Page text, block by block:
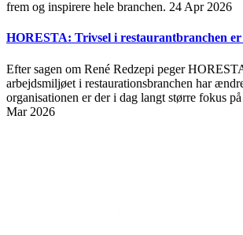
frem og inspirere hele branchen. 24 Apr 2026
HORESTA: Trivsel i restaurantbranchen er
Efter sagen om René Redzepi peger
arbejdsmiljøet i restaurationsbranchen har
organisationen er der i dag langt større fokus
Mar 2026